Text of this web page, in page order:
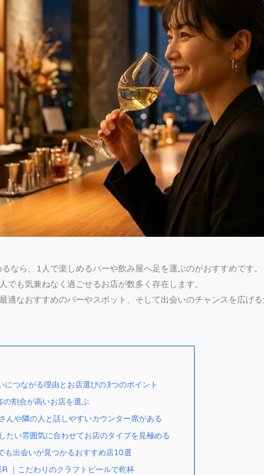
なら、1人で楽しめるバーや飲み屋へ足を運ぶのがおすすめです。
でも気兼ねなく過ごせるお店が数多く存在します。
適なおすすめのバーやスポット、そして出会いのチャンスを広げ
につながる理由とお店選びの3つのポイント
の割合が高いお店を選ぶ
んや隣の人と話しやすいカウンター席がある
たい雰囲気に合わせてお店のタイプを見極める
も出会いが見つかるおすすめ店10選
｜こだわりのクラフトビールで乾杯